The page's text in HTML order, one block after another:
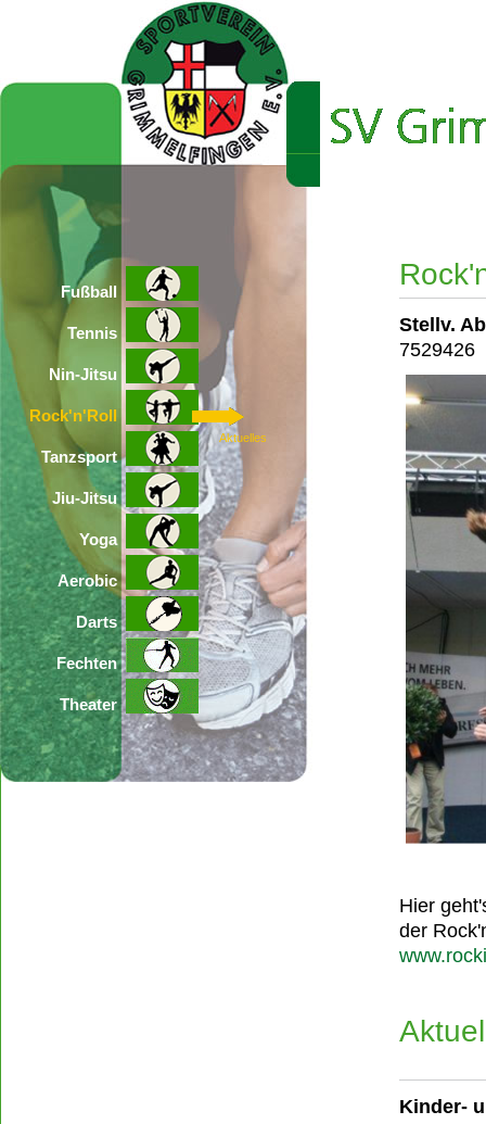
Stellv.
7529426
Hier
der
Kinder-
Fußball
Tennis
Nin-Jitsu
Rock'n'Roll
Aktuelles
Tanzsport
Jiu-Jitsu
Yoga
Aerobic
Darts
Fechten
Theater